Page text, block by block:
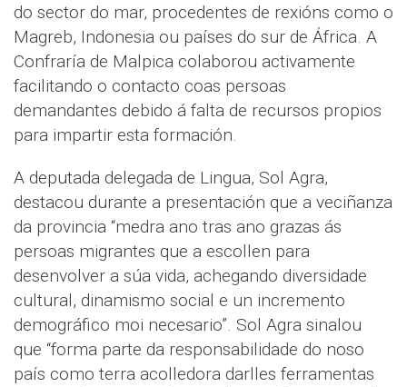
do sector do mar, procedentes de rexións como o
Magreb, Indonesia ou países do sur de África. A
Confraría de Malpica colaborou activamente
facilitando o contacto coas persoas
demandantes debido á falta de recursos propios
para impartir esta formación.
A deputada delegada de Lingua, Sol Agra,
destacou durante a presentación que a veciñanza
da provincia “medra ano tras ano grazas ás
persoas migrantes que a escollen para
desenvolver a súa vida, achegando diversidade
cultural, dinamismo social e un incremento
demográfico moi necesario”. Sol Agra sinalou
que “forma parte da responsabilidade do noso
país como terra acolledora darlles ferramentas